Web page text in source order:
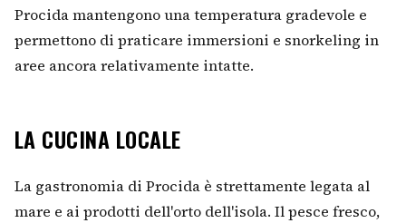
Procida mantengono una temperatura gradevole e
permettono di praticare immersioni e snorkeling in
aree ancora relativamente intatte.
LA CUCINA LOCALE
La gastronomia di Procida è strettamente legata al
mare e ai prodotti dell'orto dell'isola. Il pesce fresco,